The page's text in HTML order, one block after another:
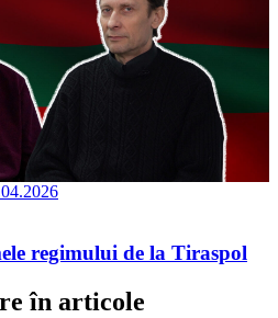
regimului de la Tiraspol
în articole